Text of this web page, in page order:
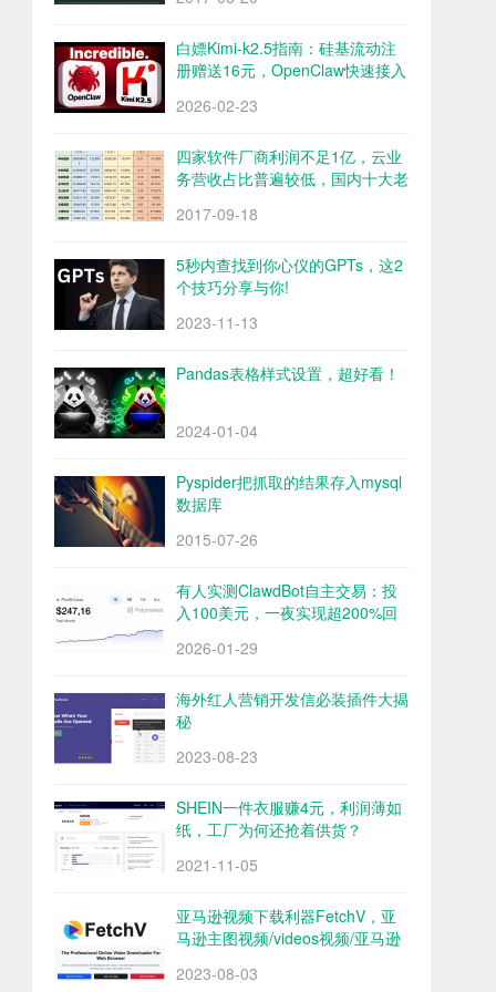
白嫖Kimi-k2.5指南：硅基流动注
册赠送16元，OpenClaw快速接入
2026-02-23
四家软件厂商利润不足1亿，云业
务营收占比普遍较低，国内十大老
2017-09-18
5秒内查找到你心仪的GPTs，这2
个技巧分享与你!
2023-11-13
Pandas表格样式设置，超好看！
2024-01-04
Pyspider把抓取的结果存入mysql
数据库
2015-07-26
有人实测ClawdBot自主交易：投
入100美元，一夜实现超200%回
2026-01-29
海外红人营销开发信必装插件大揭
秘
2023-08-23
SHEIN一件衣服赚4元，利润薄如
纸，工厂为何还抢着供货？
2021-11-05
亚马逊视频下载利器FetchV，亚
马逊主图视频/videos视频/亚马逊
2023-08-03